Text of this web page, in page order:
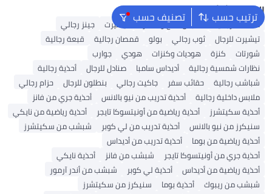
ترتيب حسب تصنيف حسب البحث الشائع
محفظة رجالية ملابس الحج والعمرة تيشيرت
جينز رجالي
تيشيرت للرجال
ثوب رجالي بولو قمصان رجالية
قبعة رجالية
شورتات
كنزة هوديات وكنزات هودي
جوارب
نظارات شمسية رجالية
أديداس سامبا صنادل للرجال
أحذية رجالية
شباشب رجالية
حقائب سفر جاكيت رجالي بنطلون للرجال
حزام رجالي
ملابس داخلية رجالية
أحذية تدريب من نيو بالانس
أحذية جري من فانز
أحذية سكيتشرز
أحذية رياضية من أونيتسوكا تايجر
أحذية رياضية من نايكي
سنيكرز من نيو بالانس
أحذية تدريب من لي كوبر
شبشب من سكيتشرز
أحذية رياضية من بوما
أحذية تدريب من أديداس
أحذية جري من أونيتسوكا تايجر
شبشب من فانز
أحذية نايكي
أحذية رياضية من أديداس
أحذية لي كوبر
شبشب من أندر آرمور
شبشب من ريبوك
أحذية بوما
سنيكرز من سكيتشرز